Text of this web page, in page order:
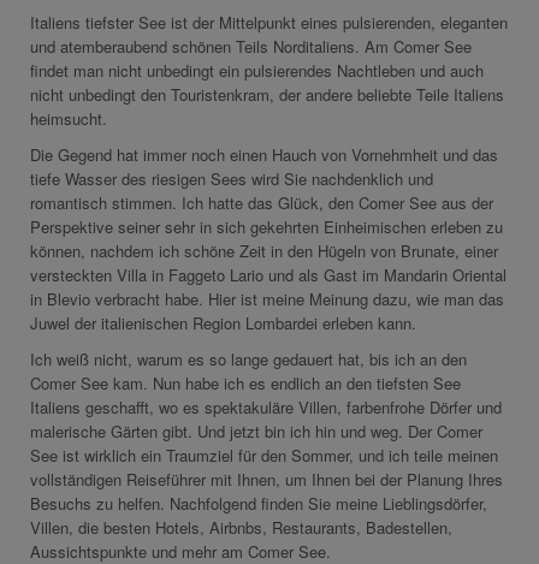
Italiens tiefster See ist der Mittelpunkt eines pulsierenden, eleganten
und atemberaubend schönen Teils Norditaliens. Am Comer See
findet man nicht unbedingt ein pulsierendes Nachtleben und auch
nicht unbedingt den Touristenkram, der andere beliebte Teile Italiens
heimsucht.
Die Gegend hat immer noch einen Hauch von Vornehmheit und das
tiefe Wasser des riesigen Sees wird Sie nachdenklich und
romantisch stimmen. Ich hatte das Glück, den Comer See aus der
Perspektive seiner sehr in sich gekehrten Einheimischen erleben zu
können, nachdem ich schöne Zeit in den Hügeln von Brunate, einer
versteckten Villa in Faggeto Lario und als Gast im Mandarin Oriental
in Blevio verbracht habe. Hier ist meine Meinung dazu, wie man das
Juwel der italienischen Region Lombardei erleben kann.
Ich weiß nicht, warum es so lange gedauert hat, bis ich an den
Comer See kam. Nun habe ich es endlich an den tiefsten See
Italiens geschafft, wo es spektakuläre Villen, farbenfrohe Dörfer und
malerische Gärten gibt. Und jetzt bin ich hin und weg. Der Comer
See ist wirklich ein Traumziel für den Sommer, und ich teile meinen
vollständigen Reiseführer mit Ihnen, um Ihnen bei der Planung Ihres
Besuchs zu helfen. Nachfolgend finden Sie meine Lieblingsdörfer,
Villen, die besten Hotels, Airbnbs, Restaurants, Badestellen,
Aussichtspunkte und mehr am Comer See.